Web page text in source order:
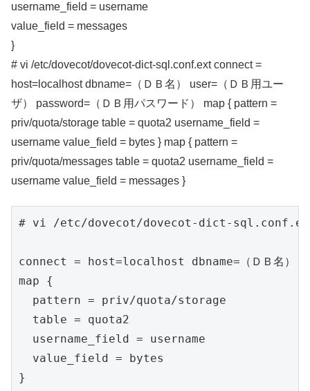
username_field = username
value_field = messages
}
# vi /etc/dovecot/dovecot-dict-sql.conf.ext connect =
host=localhost dbname=（ＤＢ名） user=（ＤＢ用ユー
ザ） password=（ＤＢ用パスワード） map { pattern =
priv/quota/storage table = quota2 username_field =
username value_field = bytes } map { pattern =
priv/quota/messages table = quota2 username_field =
username value_field = messages }
# vi /etc/dovecot/dovecot-dict-
connect = host=localhost dbname=（ＤＢ名）
map {
  pattern = priv/quota/storage
  table = quota2
  username_field = username
  value_field = bytes
}